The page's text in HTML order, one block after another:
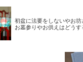
初盆に法要をしないやお
お墓参りやお供えはどうす